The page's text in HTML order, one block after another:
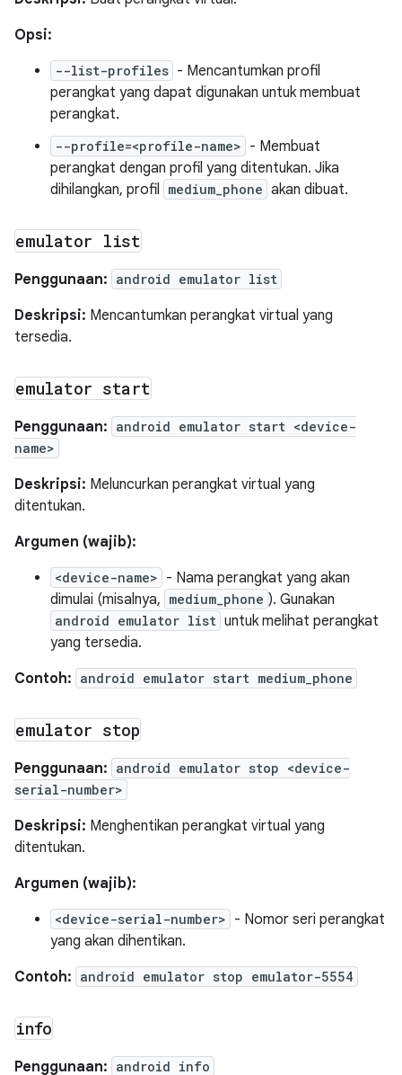
Opsi:
--list-profiles - Mencantumkan profil
perangkat yang dapat digunakan untuk membuat
perangkat.
--profile=<profile-name> - Membuat
perangkat dengan profil yang ditentukan. Jika
dihilangkan, profil medium_phone akan dibuat.
emulator list
Penggunaan: android emulator list
Deskripsi: Mencantumkan perangkat virtual yang
tersedia.
emulator start
Penggunaan: android emulator start <device-
name>
Deskripsi: Meluncurkan perangkat virtual yang
ditentukan.
Argumen (wajib):
<device-name> - Nama perangkat yang akan
dimulai (misalnya, medium_phone ). Gunakan
android emulator list untuk melihat perangkat
yang tersedia.
Contoh: android emulator start medium_phone
emulator stop
Penggunaan: android emulator stop <device-
serial-number>
Deskripsi: Menghentikan perangkat virtual yang
ditentukan.
Argumen (wajib):
<device-serial-number> - Nomor seri perangkat
yang akan dihentikan.
Contoh: android emulator stop emulator-5554
info
Penggunaan: android info